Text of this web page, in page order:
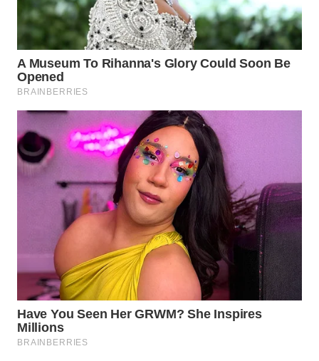
SAMOSIR
WN
PADANG
LAWAS
WN
SUMEDANG
WN
CIANJUR
KEPULAUAN
SERIBU
WN
TANGERANG
WN